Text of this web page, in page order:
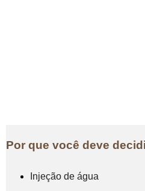
Por que você deve
Injeção de água